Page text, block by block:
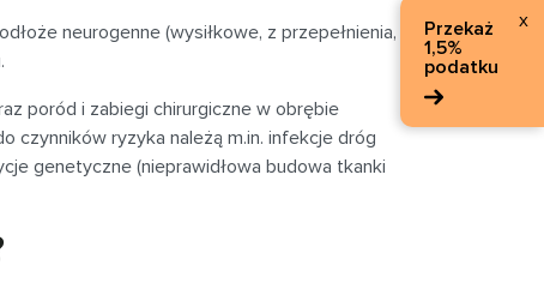
Przekaż
1,5%
podatku
x
neurogenne (wysiłkowe, z przepełnienia,
poród i zabiegi chirurgiczne w obrębie
czynników ryzyka należą m.in. infekcje dróg
genetyczne (nieprawidłowa budowa tkanki